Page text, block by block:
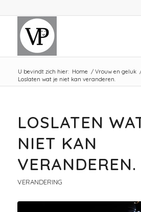
U bevindt zich hier: Home / Vrouw en geluk
Loslaten wat je niet kan veranderen.
LOSLATEN
NIET KAN
VERANDEREN.
VERANDERING